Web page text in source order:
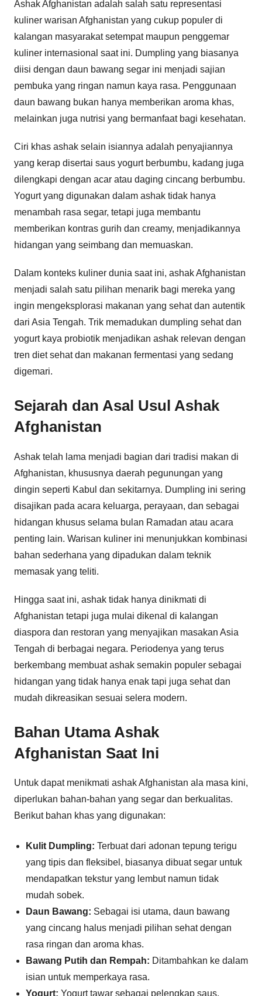
Ashak Afghanistan adalah salah satu representasi
kuliner warisan Afghanistan yang cukup populer di
kalangan masyarakat setempat maupun penggemar
kuliner internasional saat ini. Dumpling yang biasanya
diisi dengan daun bawang segar ini menjadi sajian
pembuka yang ringan namun kaya rasa. Penggunaan
daun bawang bukan hanya memberikan aroma khas,
melainkan juga nutrisi yang bermanfaat bagi kesehatan.
Ciri khas ashak selain isiannya adalah penyajiannya
yang kerap disertai saus yogurt berbumbu, kadang juga
dilengkapi dengan acar atau daging cincang berbumbu.
Yogurt yang digunakan dalam ashak tidak hanya
menambah rasa segar, tetapi juga membantu
memberikan kontras gurih dan creamy, menjadikannya
hidangan yang seimbang dan memuaskan.
Dalam konteks kuliner dunia saat ini, ashak Afghanistan
menjadi salah satu pilihan menarik bagi mereka yang
ingin mengeksplorasi makanan yang sehat dan autentik
dari Asia Tengah. Trik memadukan dumpling sehat dan
yogurt kaya probiotik menjadikan ashak relevan dengan
tren diet sehat dan makanan fermentasi yang sedang
digemari.
Sejarah dan Asal Usul Ashak
Afghanistan
Ashak telah lama menjadi bagian dari tradisi makan di
Afghanistan, khususnya daerah pegunungan yang
dingin seperti Kabul dan sekitarnya. Dumpling ini sering
disajikan pada acara keluarga, perayaan, dan sebagai
hidangan khusus selama bulan Ramadan atau acara
penting lain. Warisan kuliner ini menunjukkan kombinasi
bahan sederhana yang dipadukan dalam teknik
memasak yang teliti.
Hingga saat ini, ashak tidak hanya dinikmati di
Afghanistan tetapi juga mulai dikenal di kalangan
diaspora dan restoran yang menyajikan masakan Asia
Tengah di berbagai negara. Periodenya yang terus
berkembang membuat ashak semakin populer sebagai
hidangan yang tidak hanya enak tapi juga sehat dan
mudah dikreasikan sesuai selera modern.
Bahan Utama Ashak
Afghanistan Saat Ini
Untuk dapat menikmati ashak Afghanistan ala masa kini,
diperlukan bahan-bahan yang segar dan berkualitas.
Berikut bahan khas yang digunakan:
Kulit Dumpling: Terbuat dari adonan tepung terigu
yang tipis dan fleksibel, biasanya dibuat segar untuk
mendapatkan tekstur yang lembut namun tidak
mudah sobek.
Daun Bawang: Sebagai isi utama, daun bawang
yang cincang halus menjadi pilihan sehat dengan
rasa ringan dan aroma khas.
Bawang Putih dan Rempah: Ditambahkan ke dalam
isian untuk memperkaya rasa.
Yogurt: Yogurt tawar sebagai pelengkap saus,